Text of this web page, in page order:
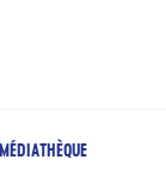
MÉDIATHÈQUE